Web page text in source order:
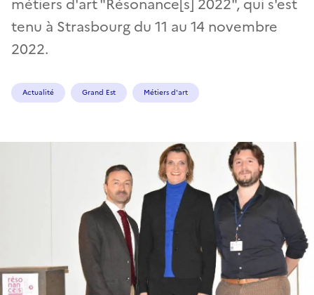
tenu à Strasbourg du 11 au 14 novembre
2022.
Actualité Grand Est Métiers d'art